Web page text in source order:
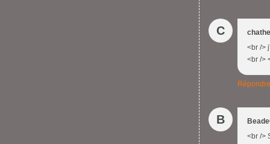
C
<br />
<br />
Répondre
B
<br />